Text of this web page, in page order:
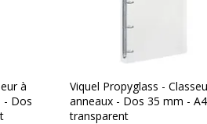
(PP)
à
- Dos
Viquel Propyglass -
anneaux - Dos 35 mm -
transparent